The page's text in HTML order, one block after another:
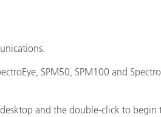
SPM50, SPM100 and
and the double-click to begin